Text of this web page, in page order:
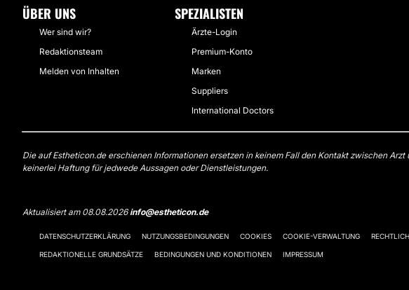
ÜBER UNS
Wer sind wir?
Redaktionsteam
Melden von Inhalten
SPEZIALISTEN
Ärzte-Login
Premium-Konto
Marken
Suppliers
International Doctors
Die auf Estheticon.de erschienen Informationen ersetzen in keinem Fall den Kontakt zwischen
keinerlei Haftung für jedwede Aussagen oder Dienstleistungen.
Aktualisiert am 08.08.2026info@estheticon.de
DATENSCHUTZERKLÄRUNG NUTZUNGSBEDINGUNGEN COOKIES COOKIE-VERWALTUNG
REDAKTIONELLE GRUNDSÄTZE BEDINGUNGEN UND KONDITIONEN IMPRESSUM